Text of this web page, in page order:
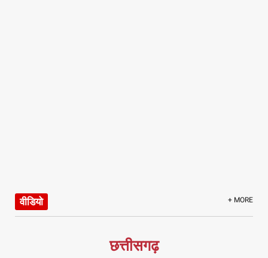
वीडियो + MORE
छत्तीसगढ़